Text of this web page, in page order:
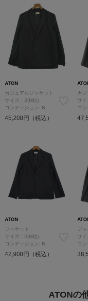
ATON
カジュアルジャケット
サイズ：2(M位)
コンディション: B
45,200円（税込）
カ
サ
コ
ATON
ジャケット
サイズ：2(M位)
コンディション: B
42,900円（税込）
ジャ
サ
コ
ATONの